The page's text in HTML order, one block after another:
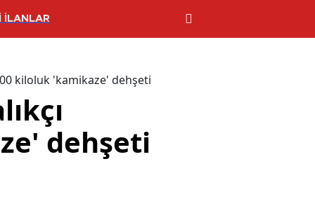
İLANLAR
kiloluk 'kamikaze' dehşeti
dehşeti